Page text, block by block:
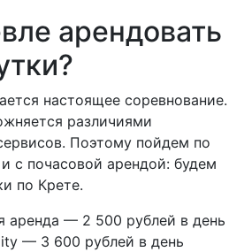
арендовать
настоящее соревнование.
различиями
Поэтому пойдем по
с почасовой арендой: будем
по Крете.
аренда — 2 500 рублей в день
— 3 600 рублей в день